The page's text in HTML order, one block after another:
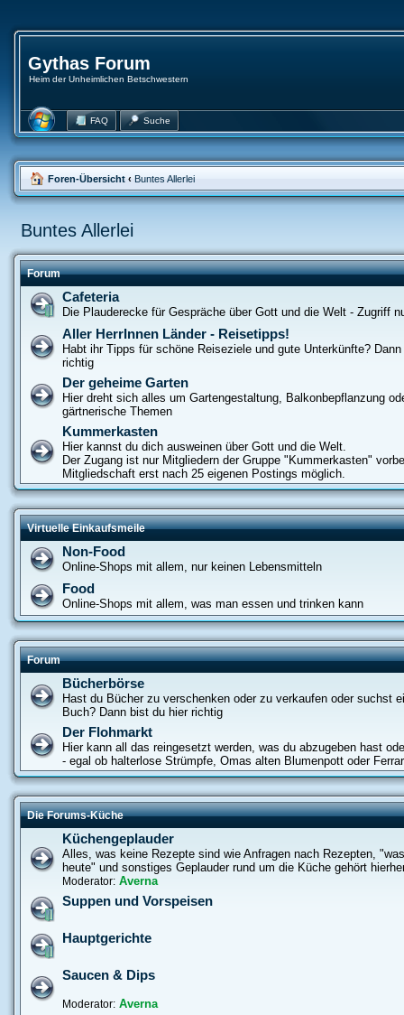
Gythas Forum
Heim der Unheimlichen Betschwestern
FAQ Suche
Foren-Übersicht ‹ Buntes Allerlei
Buntes Allerlei
Forum
Cafeteria
Die Plauderecke für Gespräche über Gott und die Welt - Zugriff
Aller HerrInnen Länder - Reisetipps!
Habt ihr Tipps für schöne Reiseziele und gute Unterkünfte?
richtig
Der geheime Garten
Hier dreht sich alles um Gartengestaltung, Balkonbepflanzung
gärtnerische Themen
Kummerkasten
Hier kannst du dich ausweinen über Gott und die Welt.
Der Zugang ist nur Mitgliedern der Gruppe "Kummerkasten"
Mitgliedschaft erst nach 25 eigenen Postings möglich.
Virtuelle Einkaufsmeile
Non-Food
Online-Shops mit allem, nur keinen Lebensmitteln
Food
Online-Shops mit allem, was man essen und trinken kann
Forum
Bücherbörse
Hast du Bücher zu verschenken oder zu verkaufen oder suchst
Buch? Dann bist du hier richtig
Der Flohmarkt
Hier kann all das reingesetzt werden, was du abzugeben hast
- egal ob halterlose Strümpfe, Omas alten Blumenpott oder
Die Forums-Küche
Küchengeplauder
Alles, was keine Rezepte sind wie Anfragen nach Rezepten,
heute" und sonstiges Geplauder rund um die Küche gehört
Moderator: Averna
Suppen und Vorspeisen
Hauptgerichte
Saucen & Dips
Moderator: Averna